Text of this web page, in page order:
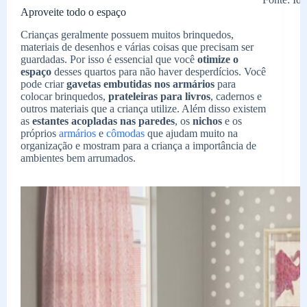
Aproveite todo o espaço
Crianças geralmente possuem muitos brinquedos,
materiais de desenhos e várias coisas que precisam ser
guardadas. Por isso é essencial que você otimize o
espaço desses quartos para não haver desperdícios. Você
pode criargavetas embutidas nos armários para
colocar brinquedos, prateleiras para livros, cadernos e
outros materiais que a criança utilize. Além disso existem
as estantes acopladas nas paredes, os nichos e os
próprios armários e cômodas que ajudam muito na
organização e mostram para a criança a importância de
ambientes bem arrumados.